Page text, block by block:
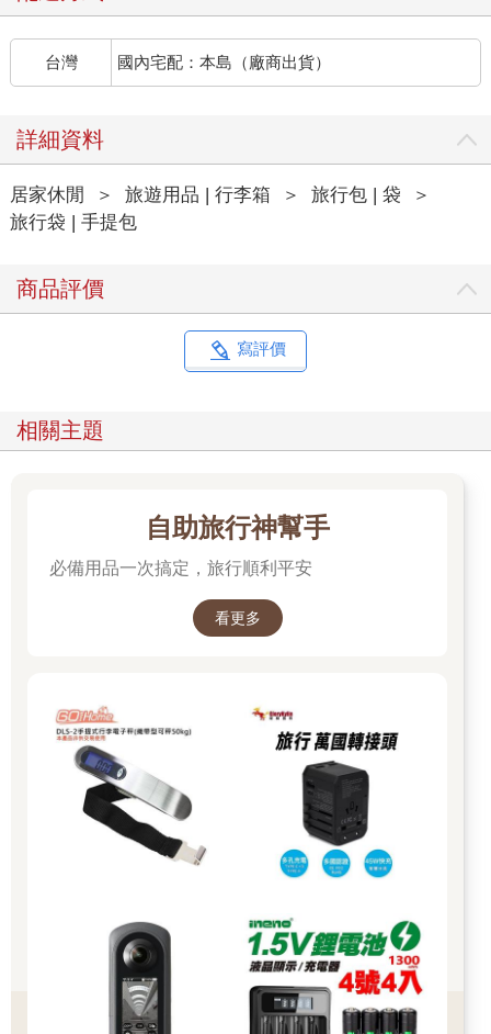
台灣 國內宅配：本島（廠商出貨）
詳細資料
居家休閒 ＞ 旅遊用品 | 行李箱 ＞ 旅行包 | 袋
＞
旅行袋 | 手提包
商品評價
寫評價
相關主題
自助旅行神幫手
必備用品一次搞定，旅行順利平安
看更多